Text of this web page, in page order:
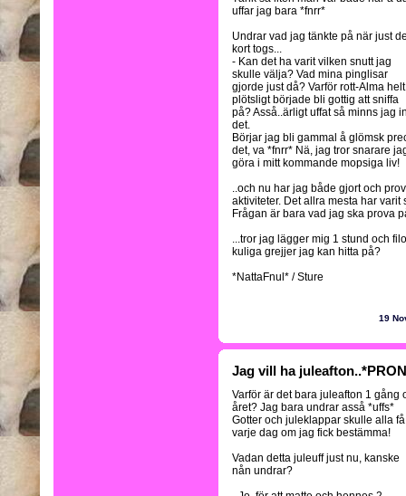
uffar jag bara *fnrr*
Undrar vad jag tänkte på när just
kort togs...
- Kan det ha varit vilken snutt jag
skulle välja? Vad mina pinglisar
gjorde just då? Varför rott-Alma helt
plötsligt började bli gottig att sniffa
på? Asså..ärligt uffat så minns jag
det.
Börjar jag bli gammal å glömsk
det, va *fnrr* Nä, jag tror snarare
göra i mitt kommande mopsiga liv!
..och nu har jag både gjort och
aktiviteter. Det allra mesta har varit
Frågan är bara vad jag ska prova
...tror jag lägger mig 1 stund och
kuliga grejjer jag kan hitta på?
*NattaFnul* / Sture
19
Jag vill ha
Varför är det bara juleafton 1 gång
året? Jag bara undrar asså *uffs*
Gotter och juleklappar skulle alla få
varje dag om jag fick bestämma!
Vadan detta juleuff just nu, kanske
nån undrar?